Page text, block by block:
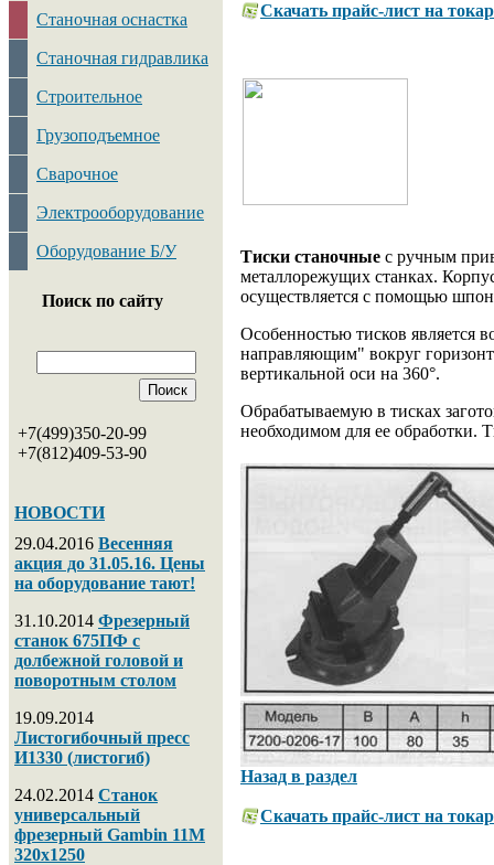
Станочная оснастка
Станочная гидравлика
Строительное
Грузоподъемное
Сварочное
Электрооборудование
Оборудование Б/У
Поиск по сайту
+7(499)350-20-99
+7(812)409-53-90
НОВОСТИ
29.04.2016 Весенняя
акция до 31.05.16. Цены
на оборудование тают!
31.10.2014 Фрезерный
станок 675ПФ с
долбежной головой и
поворотным столом
19.09.2014
Листогибочный пресс
И1330 (листогиб)
24.02.2014 Станок
универсальный
фрезерный Gambin 11M
320х1250
Скачать прайс-лист на
Тиски станочные с ручным
металлорежущих станках.
осуществляется с помощью
Особенностью тисков является
направляющим" вокруг
вертикальной оси на 360°.
Обрабатываемую в тисках
необходимом для ее обработки.
Назад в раздел
Скачать прайс-лист на